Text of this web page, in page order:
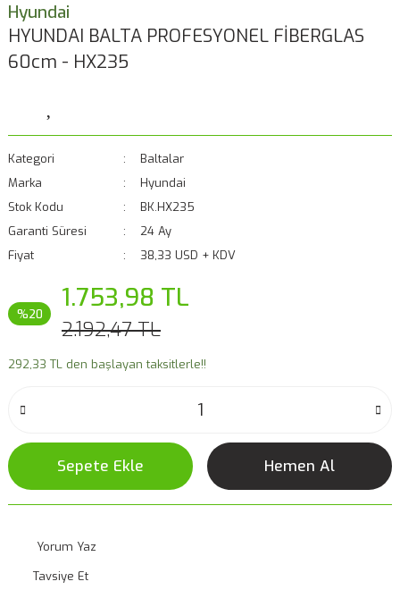
Hyundai
HYUNDAI BALTA PROFESYONEL FİBERGLAS
60cm - HX235
Kategori
Baltalar
Marka
Hyundai
Stok Kodu
BK.HX235
Garanti Süresi
24 Ay
Fiyat
38,33 USD + KDV
%20 1.753,98 TL
2.192,47 TL
292,33 TL den başlayan taksitlerle!!
Sepete Ekle Hemen Al
Yorum Yaz
Tavsiye Et